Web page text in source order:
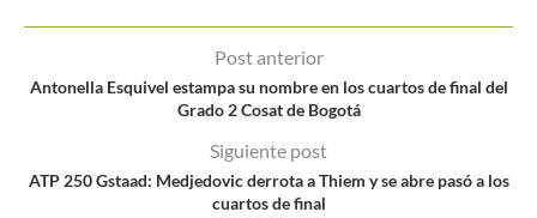
Post anterior
Antonella Esquivel estampa su nombre en los cuartos de final del
Grado 2 Cosat de Bogotá
Siguiente post
ATP 250 Gstaad: Medjedovic derrota a Thiem y se abre pasó a los
cuartos de final